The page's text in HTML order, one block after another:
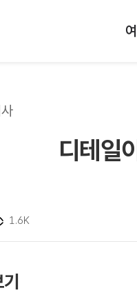
디테일
1.6K